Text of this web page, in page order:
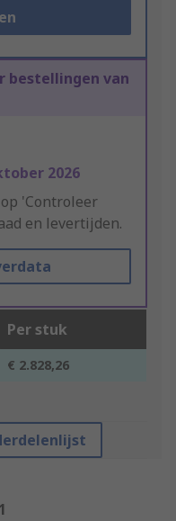
bestellingen van
2026
'Controleer
en levertijden.
Per stuk
€ 2.828,26